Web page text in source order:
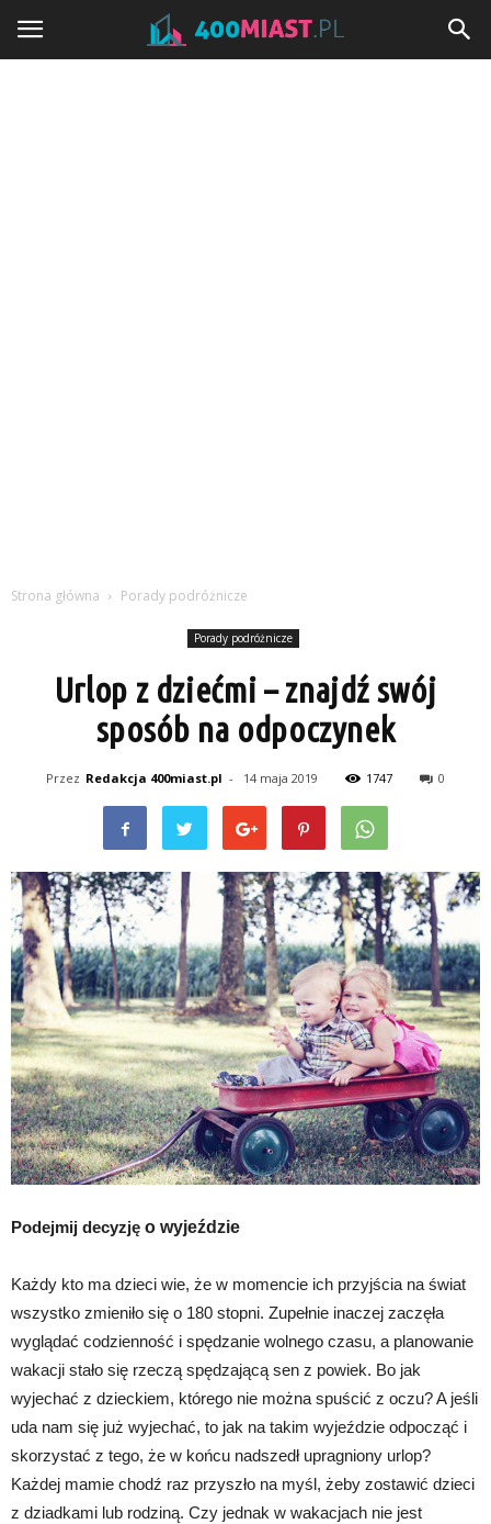
Strona główna Porady podróżnicze
Porady podróżnicze
Urlop z dziećmi – znajdź swój
sposób na odpoczynek
Przez Redakcja 400miast.pl - 14 maja 2019 1747 0
Podejmij decyzję o wyjeździe
Każdy kto ma dzieci wie, że w momencie ich przyjścia na świat
wszystko zmieniło się o 180 stopni. Zupełnie inaczej zaczęła
wyglądać codzienność i spędzanie wolnego czasu, a planowanie
wakacji stało się rzeczą spędzającą sen z powiek. Bo jak
wyjechać z dzieckiem, którego nie można spuścić z oczu? A jeśli
uda nam się już wyjechać, to jak na takim wyjeździe odpocząć i
skorzystać z tego, że w końcu nadszedł upragniony urlop?
Każdej mamie chodź raz przyszło na myśl, żeby zostawić dzieci
z dziadkami lub rodziną. Czy jednak w wakacjach nie jest